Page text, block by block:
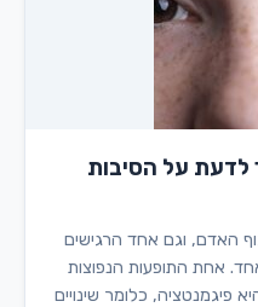
לדעת על הסיבות
האדם, וגם אחד הרגישים
כאחד. אחת התופעות הנפוצות
פיגמנטציה, כלומר שינויים